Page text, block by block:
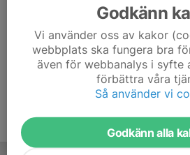
Godkänn
Vi använder oss av kakor
webbplats ska fungera bra
även för webbanalys i syfte
förbättra våra
Så använder vi
Godkänn alla